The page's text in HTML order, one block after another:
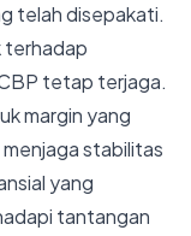
telah disepakati.
terhadap
tetap terjaga.
margin yang
menjaga stabilitas
yang
tantangan